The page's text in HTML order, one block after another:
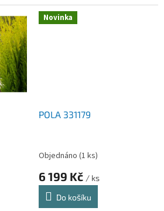
Novinka
POLA 331179
Objednáno (1 ks)
6 199 Kč / ks
Do košíku